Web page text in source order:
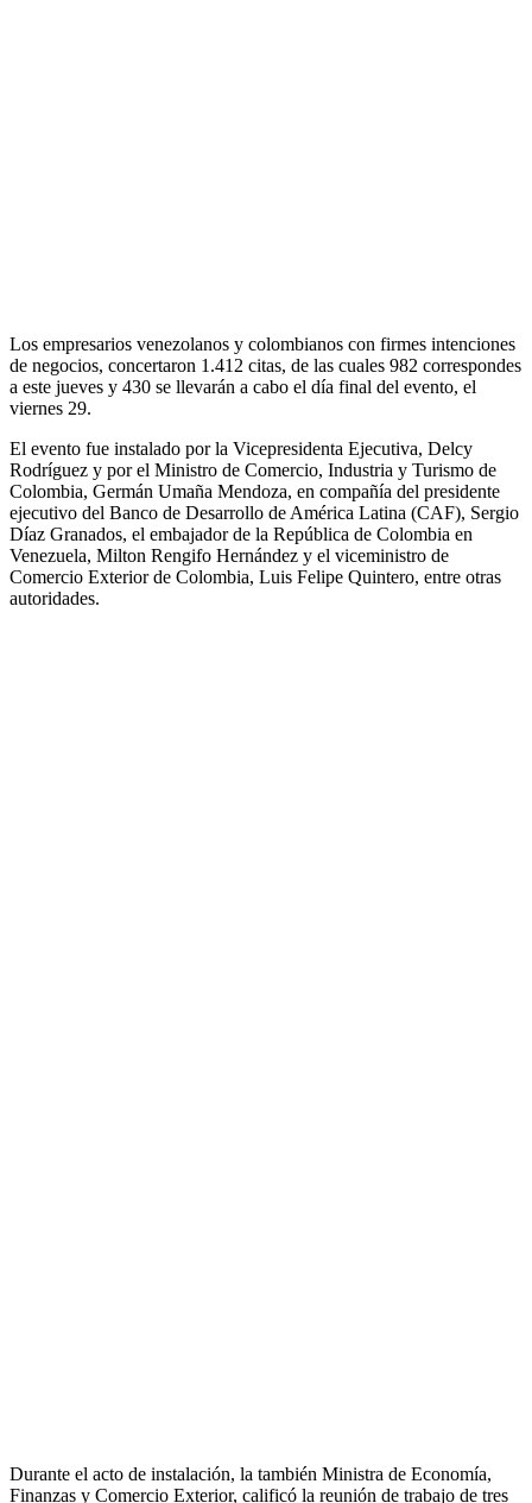
Los empresarios venezolanos y colombianos con firmes intenciones
de negocios, concertaron 1.412 citas, de las cuales 982 correspondes
a este jueves y 430 se llevarán a cabo el día final del evento, el
viernes 29.
El evento fue instalado por la Vicepresidenta Ejecutiva, Delcy
Rodríguez y por el Ministro de Comercio, Industria y Turismo de
Colombia, Germán Umaña Mendoza, en compañía del presidente
ejecutivo del Banco de Desarrollo de América Latina (CAF), Sergio
Díaz Granados, el embajador de la República de Colombia en
Venezuela, Milton Rengifo Hernández y el viceministro de
Comercio Exterior de Colombia, Luis Felipe Quintero, entre otras
autoridades.
Durante el acto de instalación, la también Ministra de Economía,
Finanzas y Comercio Exterior, calificó la reunión de trabajo de tres